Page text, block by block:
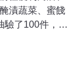
漬蔬菜、蜜餞
驗了100件，結
每公斤3.84公